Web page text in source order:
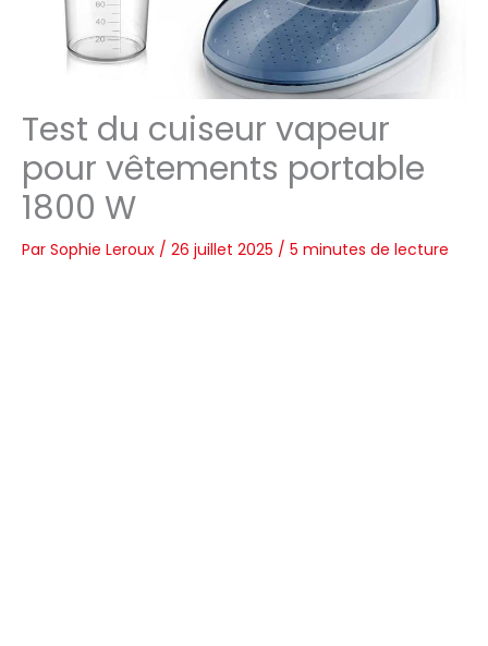
Test du cuiseur vapeur
pour vêtements portable
1800 W
Par Sophie Leroux / 26 juillet 2025 / 5 minutes de lecture